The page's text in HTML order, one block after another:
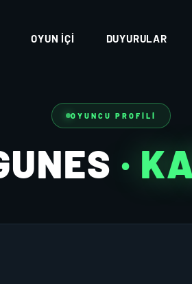
OYUN İÇI DUYURULAR
OYUNCU PROFILI
·